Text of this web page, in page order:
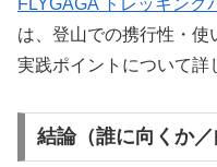
は、登山での携行性・使
実践ポイントについて詳
結論（誰に向くか／